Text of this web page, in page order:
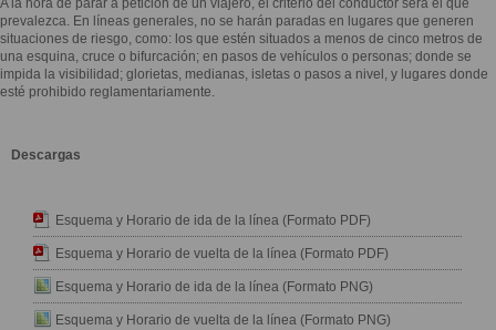
A la hora de parar a petición de un viajero, el criterio del conductor será el que
prevalezca. En líneas generales, no se harán paradas en lugares que generen
situaciones de riesgo, como: los que estén situados a menos de cinco metros de
una esquina, cruce o bifurcación; en pasos de vehículos o personas; donde se
impida la visibilidad; glorietas, medianas, isletas o pasos a nivel, y lugares donde
esté prohibido reglamentariamente.
Descargas
Esquema y Horario de ida de la línea (Formato PDF)
Esquema y Horario de vuelta de la línea (Formato PDF)
Esquema y Horario de ida de la línea (Formato PNG)
Esquema y Horario de vuelta de la línea (Formato PNG)